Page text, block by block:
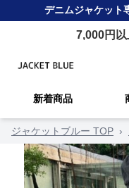
デニムジャケット
7,000円
新着商品
ジャケットブルー TOP ›